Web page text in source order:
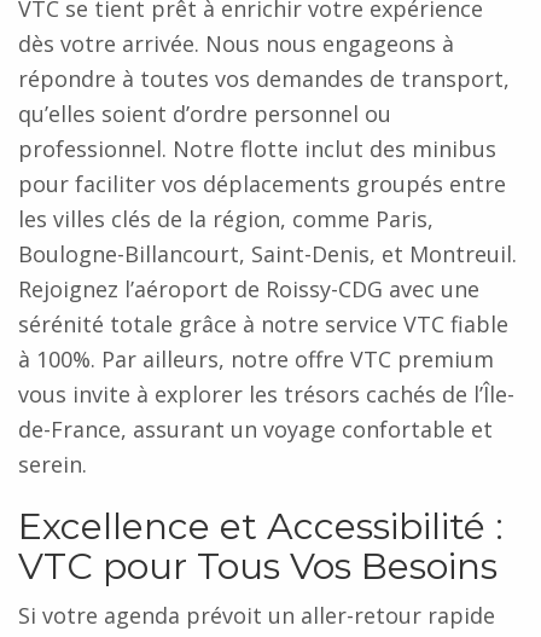
VTC se tient prêt à enrichir votre expérience
dès votre arrivée. Nous nous engageons à
répondre à toutes vos demandes de transport,
qu’elles soient d’ordre personnel ou
professionnel. Notre flotte inclut des minibus
pour faciliter vos déplacements groupés entre
les villes clés de la région, comme Paris,
Boulogne-Billancourt, Saint-Denis, et Montreuil.
Rejoignez l’aéroport de Roissy-CDG avec une
sérénité totale grâce à notre service VTC fiable
à 100%. Par ailleurs, notre offre VTC premium
vous invite à explorer les trésors cachés de l’Île-
de-France, assurant un voyage confortable et
serein.
Excellence et Accessibilité :
VTC pour Tous Vos Besoins
Si votre agenda prévoit un aller-retour rapide